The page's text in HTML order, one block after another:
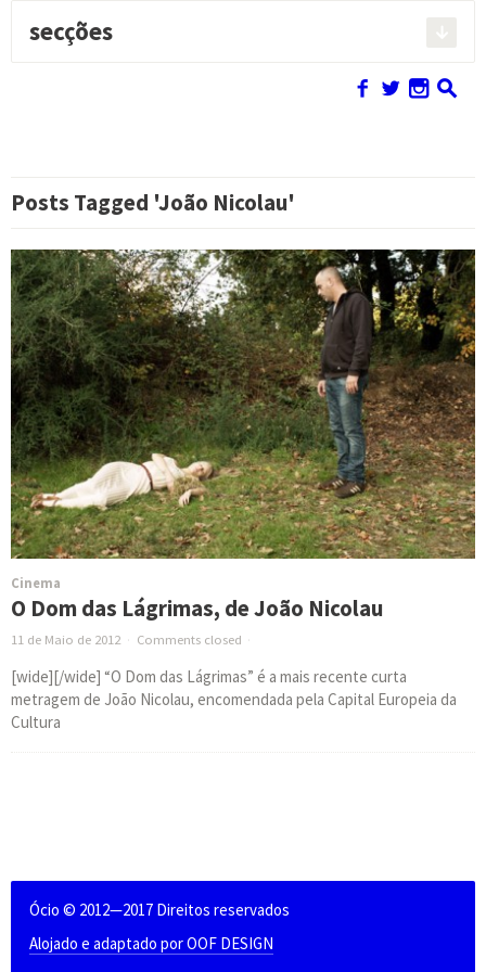
secções
f w n s
Posts Tagged 'João Nicolau'
Cinema
O Dom das Lágrimas, de João Nicolau
11 de Maio de 2012 · Comments closed ·
[wide][/wide] “O Dom das Lágrimas” é a mais recente curta
metragem de João Nicolau, encomendada pela Capital Europeia da
Cultura
Ócio © 2012—2017 Direitos reservados
Alojado e adaptado por OOF DESIGN